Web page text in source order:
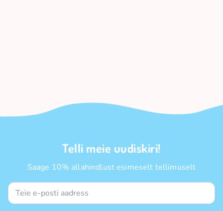
Telli meie uudiskiri!
Saage 10% allahindlust esimeselt tellimuselt